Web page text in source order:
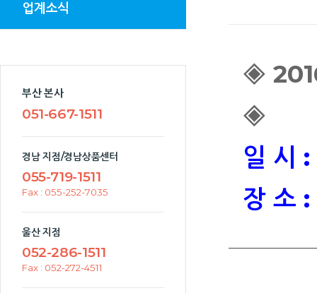
업계소식
부산 본사
051-667-1511
경남 지점/경남상품센터
055-719-1511
Fax : 055-252-7035
울산 지점
052-286-1511
Fax : 052-272-4511
◈
◈
일 시
장 소